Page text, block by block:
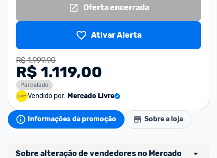
Oferta encerrada
Ativar Alerta
R$ 1.999,90
R$ 1.119,00
Parcelado
Vendido por: Mercado Livre
Informações da promoção Sobre a loja
Sobre alteração de vendedores no Mercado